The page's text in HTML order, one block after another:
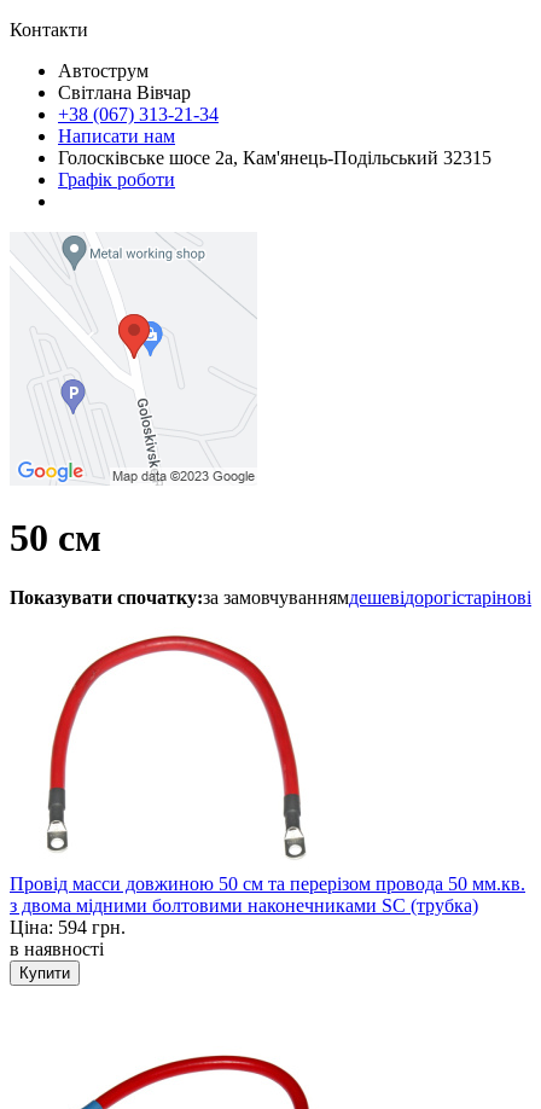
Контакти
Автострум
Світлана Вівчар
+38 (067) 313-21-34
Написати нам
Голосківське шосе 2а, Кам'янець-Подільський 32315
Графік роботи
50 см
Показувати спочатку:за замовчуваннямдешевідорогістарінові
Провід масси довжиною 50 см та перерізом провода 50 мм.кв.
з двома мідними болтовими наконечниками SC (трубка)
Ціна: 594 грн.
в наявності